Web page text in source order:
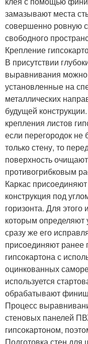
замазывают места
совершенно ровную
свободного
Крепление
В присутствии
выравнивания можно
установленные на
металлических
будущей
крепления листов
если перегородок не
только стену, то
поверхность
противогрибковым
Каркас
конструкция под
горизонта. Для
которым определяют
сразу же его
присоединяют ранее
гипсокартона с
оцинкованных
используется
обрабатывают
Процесс
стеновых панелей
гипсокартоном,
Подготовка стен для